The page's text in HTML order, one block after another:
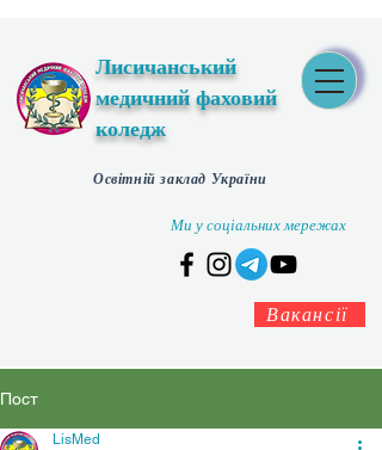
Лисичанський
медичний фаховий
коледж
Освітній заклад України
Ми у соціальних мережах
Вакансії
Пост
LisMed